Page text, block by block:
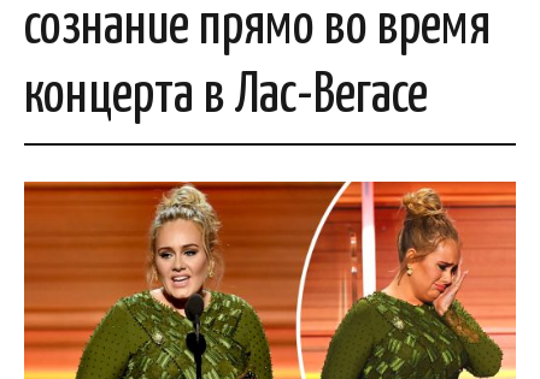
сознание прямо во время
концерта в Лас-Вегасе